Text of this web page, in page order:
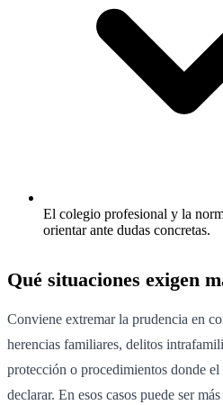
El colegio profesional y la
orientar ante dudas concretas.
Qué situaciones exigen
Conviene extremar la prudencia en
herencias familiares, delitos
protección o procedimientos donde
declarar. En esos casos puede ser